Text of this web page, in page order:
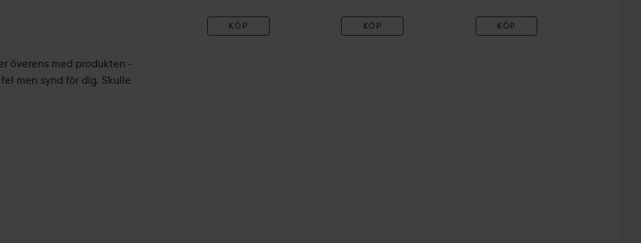
överens med produkten -
men synd för dig. Skulle
KÖP KÖP KÖP